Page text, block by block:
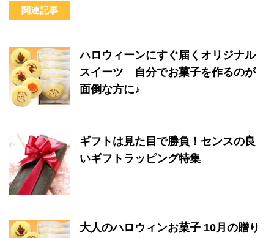
o
k
m
関連記事
ハロウィーンにすぐ届くオリジナル
スイーツ 自分でお菓子を作るのが
面倒な方に♪
ギフトは見た目で勝負！センスの良
いギフトラッピング特集
大人のハロウィンお菓子 10月の贈り